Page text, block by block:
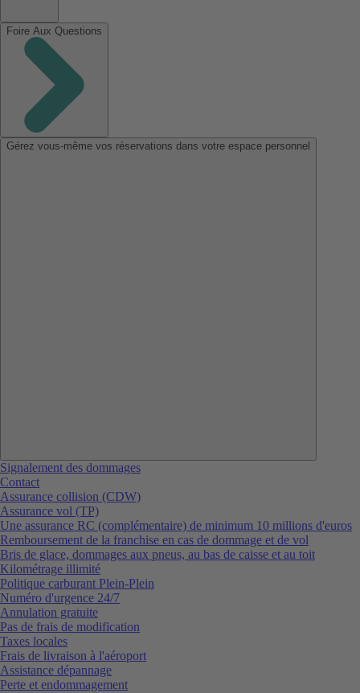
Foire Aux Questions
Gérez vous-même vos réservations dans votre espace personnel
Signalement des dommages
Contact
Assurance collision (CDW)
Assurance vol (TP)
Une assurance RC (complémentaire) de minimum 10 millions d'euros
Remboursement de la franchise en cas de dommage et de vol
Bris de glace, dommages aux pneus, au bas de caisse et au toit
Kilométrage illimité
Politique carburant Plein-Plein
Numéro d'urgence 24/7
Annulation gratuite
Pas de frais de modification
Taxes locales
Frais de livraison à l'aéroport
Assistance dépannage
Perte et endommagement